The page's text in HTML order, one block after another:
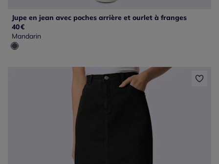
Jupe en jean avec poches arrière et ourlet à franges
40€
Mandarin